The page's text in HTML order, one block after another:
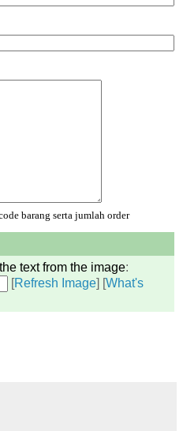
barang serta jumlah order
text from the image:
[Refresh Image] [What's